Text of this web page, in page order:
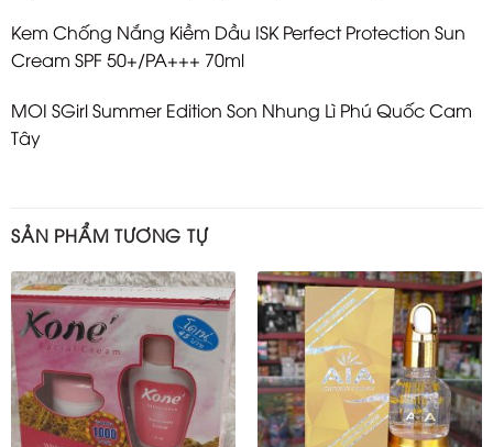
Kem Chống Nắng Kiềm Dầu ISK Perfect Protection Sun
Cream SPF 50+/PA+++ 70ml
MOI SGirl Summer Edition Son Nhung Lì Phú Quốc Cam
Tây
SẢN PHẨM TƯƠNG TỰ